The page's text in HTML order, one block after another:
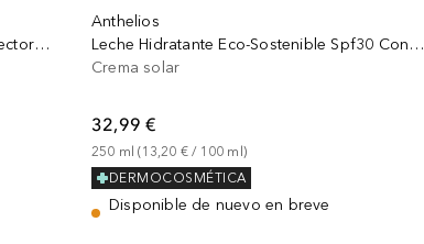
Dermo-Pediatrics Invisible Spf50+ Protector Niños
Anthelios
Leche Hidratante Eco-Sostenible Spf30 Con Tecnología Netlock
Crema solar
32,99 €
250 ml (13,20 € / 100 ml)
DERMOCOSMÉTICA
Disponible de nuevo en breve